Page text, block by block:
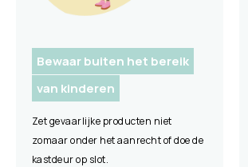
Bewaar buiten het bereik
van kinderen
Zet gevaarlijke producten niet
zomaar onder het aanrecht of doe de
kastdeur op slot.